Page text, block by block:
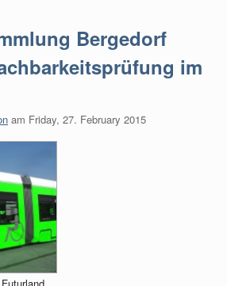
Bergedorf
im
am Friday, 27. February 2015